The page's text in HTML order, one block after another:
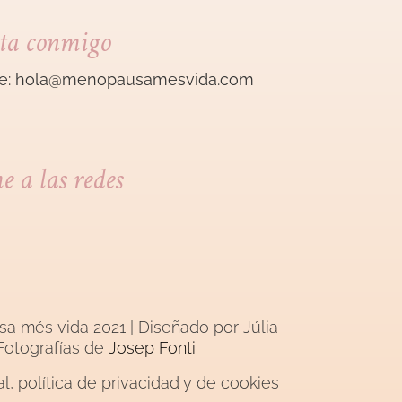
conmigo
hola@menopausamesvida.com
a las redes
més vida 2021 | Diseñado por Júlia
de Josep Fonti
política de privacidad y de cookies